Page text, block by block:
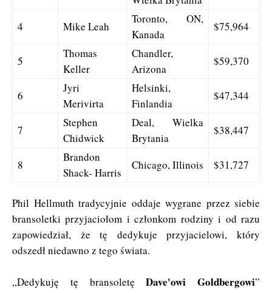
4 Mike Leah
Toronto, ON,
Kanada
$75,964
5
Thomas
Keller
Chandler,
Arizona
$59,370
6
Jyri
Merivirta
Helsinki,
Finlandia
$47,344
7
Stephen
Chidwick
Deal, Wielka
Brytania
$38,447
8
Brandon
Shack- Harris
Chicago, Illinois $31,727
Phil Hellmuth tradycyjnie oddaje wygrane przez siebie
bransoletki przyjaciołom i członkom rodziny i od razu
zapowiedział, że tę dedykuje przyjacielowi, który
odszedł niedawno z tego świata.
„Dedykuję tę bransoletęDave'owi Goldbergowi”